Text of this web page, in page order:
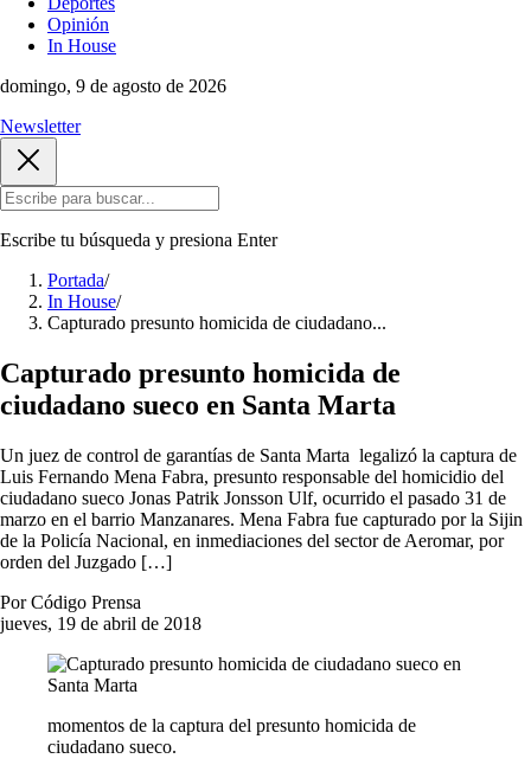
Opinión
In House
domingo, 9 de agosto de 2026
Newsletter
Escribe tu búsqueda y presiona Enter
Portada/
In House/
Capturado presunto homicida de ciudadano...
Capturado presunto homicida de
ciudadano sueco en Santa Marta
Un juez de control de garantías de Santa Marta legalizó la captura de
Luis Fernando Mena Fabra, presunto responsable del homicidio del
ciudadano sueco Jonas Patrik Jonsson Ulf, ocurrido el pasado 31 de
marzo en el barrio Manzanares. Mena Fabra fue capturado por la Sijin
de la Policía Nacional, en inmediaciones del sector de Aeromar, por
orden del Juzgado […]
Por Código Prensa
jueves, 19 de abril de 2018
momentos de la captura del presunto homicida de
ciudadano sueco.